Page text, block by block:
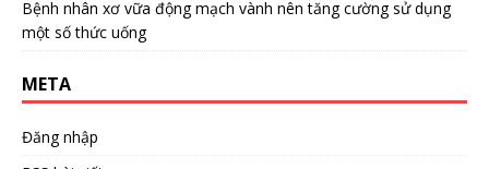
Bệnh nhân xơ vữa động mạch vành nên tăng cường sử dụng
một số thức uống
META
Đăng nhập